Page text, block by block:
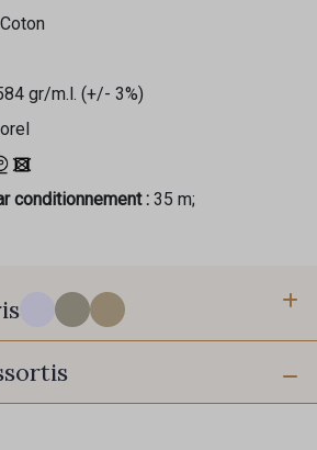
gr/m.l. (+/- 3%)
conditionnement : 35 m;